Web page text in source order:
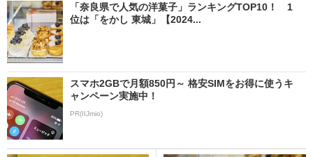
「奈良県で人気の洋菓子」ランキングTOP10！ 1
位は「をかし 東城」【2024...
スマホ2GBで月額850円～ 格安SIMをお得に使うキ
ャンペーン実施中！
PR(IIJmio)